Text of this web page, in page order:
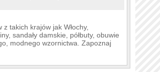
takich krajów jak Włochy,
sandały damskie, półbuty, obuwie
modnego wzornictwa. Zapoznaj